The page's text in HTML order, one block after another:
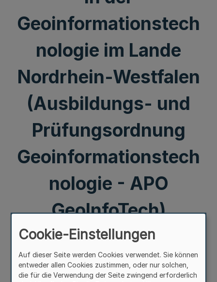
Geoinformationstech
nologie im Lande
Nordrhein-Westfalen
(Ausbildungs- und
Prüfungsordnung
Geoinformationstech
nologie - APO
GeoInfoTech)
Cookie-Einstellungen
Auf dieser Seite werden Cookies verwendet. Sie können
entweder allen Cookies zustimmen, oder nur solchen,
die für die Verwendung der Seite zwingend erforderlich